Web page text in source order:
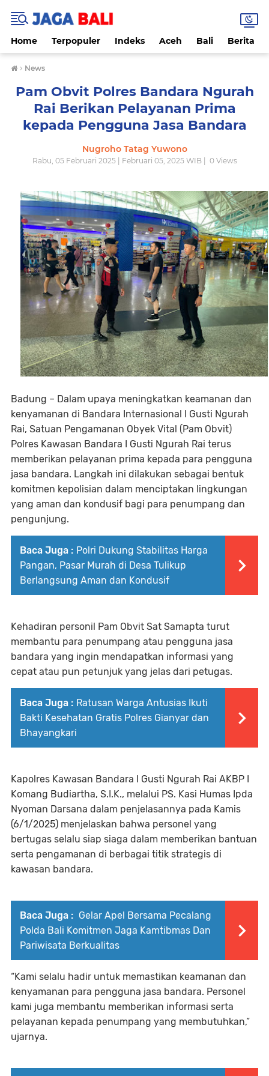
Home Terpopuler Indeks Aceh Bali Berita
› News
Pam Obvit Polres Bandara Ngurah
Rai Berikan Pelayanan Prima
kepada Pengguna Jasa Bandara
Nugroho Tatag Yuwono
Rabu, 05 Februari 2025 | Februari 05, 2025 WIB | 0Views
Badung – Dalam upaya meningkatkan keamanan dan
kenyamanan di Bandara Internasional I Gusti Ngurah
Rai, Satuan Pengamanan Obyek Vital (Pam Obvit)
Polres Kawasan Bandara I Gusti Ngurah Rai terus
memberikan pelayanan prima kepada para pengguna
jasa bandara. Langkah ini dilakukan sebagai bentuk
komitmen kepolisian dalam menciptakan lingkungan
yang aman dan kondusif bagi para penumpang dan
pengunjung.
Baca Juga : Polri Dukung Stabilitas Harga
Pangan, Pasar Murah di Desa Tulikup
Berlangsung Aman dan Kondusif
Kehadiran personil Pam Obvit Sat Samapta turut
membantu para penumpang atau pengguna jasa
bandara yang ingin mendapatkan informasi yang
cepat atau pun petunjuk yang jelas dari petugas.
Baca Juga : Ratusan Warga Antusias Ikuti
Bakti Kesehatan Gratis Polres Gianyar dan
Bhayangkari
Kapolres Kawasan Bandara I Gusti Ngurah Rai AKBP I
Komang Budiartha, S.I.K., melalui PS. Kasi Humas Ipda
Nyoman Darsana dalam penjelasannya pada Kamis
(6/1/2025) menjelaskan bahwa personel yang
bertugas selalu siap siaga dalam memberikan bantuan
serta pengamanan di berbagai titik strategis di
kawasan bandara.
Baca Juga : Gelar Apel Bersama Pecalang
Polda Bali Komitmen Jaga Kamtibmas Dan
Pariwisata Berkualitas
“Kami selalu hadir untuk memastikan keamanan dan
kenyamanan para pengguna jasa bandara. Personel
kami juga membantu memberikan informasi serta
pelayanan kepada penumpang yang membutuhkan,”
ujarnya.